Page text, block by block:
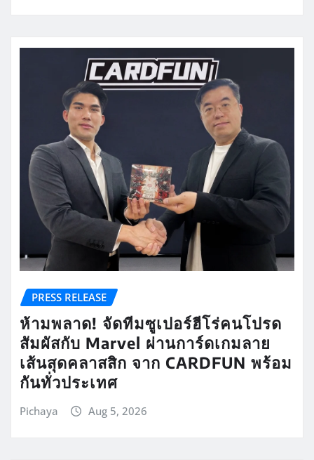
PRESS RELEASE
ห้ามพลาด! จัดทีมซูเปอร์ฮีโร่คนโปรด
สัมผัสกับ Marvel ผ่านการ์ดเกมลาย
เส้นสุดคลาสสิก จาก CARDFUN พร้อม
กันทั่วประเทศ
Pichaya Aug 5, 2026